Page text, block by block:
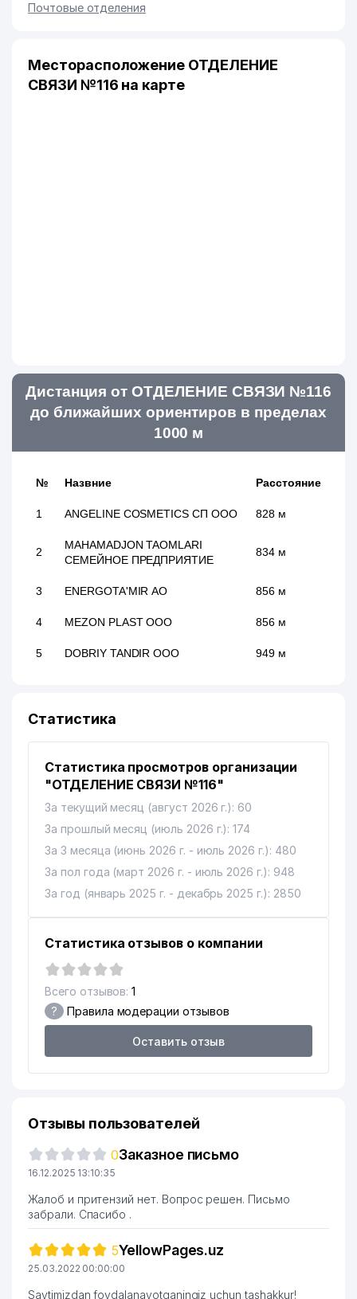
Почтовые отделения
Месторасположение ОТДЕЛЕНИЕ
СВЯЗИ №116 на карте
Дистанция от ОТДЕЛЕНИЕ СВЯЗИ №116
до ближайших ориентиров в пределах
1000 м
№ Назвние Расстояние
1 ANGELINE COSMETICS СП ООО 828 м
2
MAHAMADJON TAOMLARI
СЕМЕЙНОЕ ПРЕДПРИЯТИЕ
834 м
3 ENERGOTA'MIR АО 856 м
4 MEZON PLAST ООО 856 м
5 DOBRIY TANDIR ООО 949 м
Статистика
Статистика просмотров организации
"ОТДЕЛЕНИЕ СВЯЗИ №116"
За текущий месяц (август 2026 г.): 60
За прошлый месяц (июль 2026 г.): 174
За 3 месяца (июнь 2026 г. - июль 2026 г.): 480
За пол года (март 2026 г. - июль 2026 г.): 948
За год (январь 2025 г. - декабрь 2025 г.): 2850
Статистика отзывов о компании
Всего отзывов: 1
? Правила модерации отзывов
Оставить отзыв
Отзывы пользователей
0Заказное письмо
16.12.2025 13:10:35
Жалоб и притензий нет. Вопрос решен. Письмо
забрали. Спасибо .
5YellowPages.uz
25.03.2022 00:00:00
Saytimizdan foydalanayotganingiz uchun tashakkur!